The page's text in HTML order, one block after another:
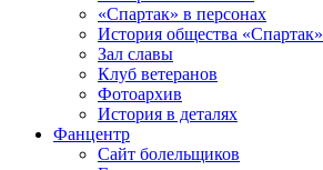
«Спартак» в персонах
История общества «Спартак»
Зал славы
Клуб ветеранов
Фотоархив
История в деталях
Фанцентр
Сайт болельщиков